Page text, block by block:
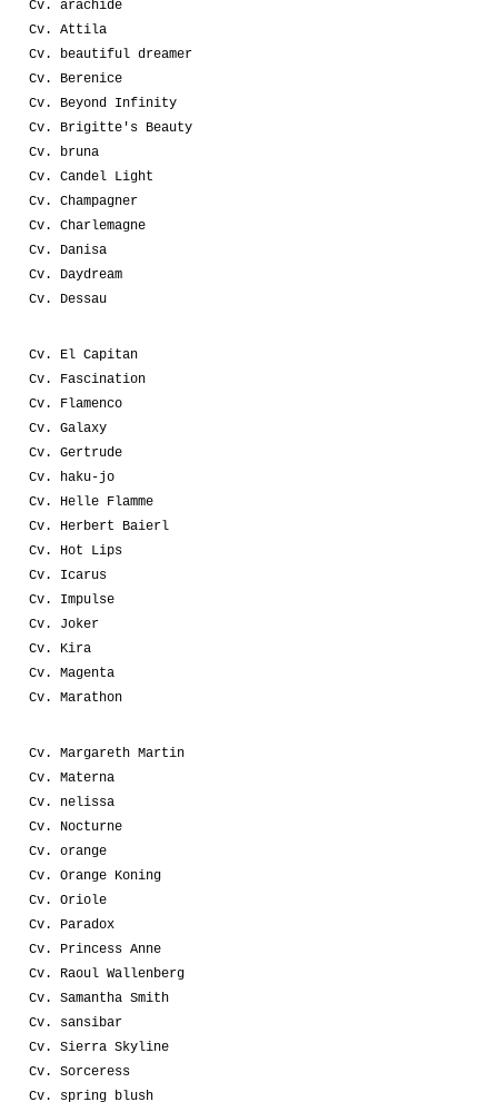
Cv. arachide
Cv. Attila
Cv. beautiful dreamer
Cv. Berenice
Cv. Beyond Infinity
Cv. Brigitte's Beauty
Cv. bruna
Cv. Candel Light
Cv. Champagner
Cv. Charlemagne
Cv. Danisa
Cv. Daydream
Cv. Dessau
Cv. El Capitan
Cv. Fascination
Cv. Flamenco
Cv. Galaxy
Cv. Gertrude
Cv. haku-jo
Cv. Helle Flamme
Cv. Herbert Baierl
Cv. Hot Lips
Cv. Icarus
Cv. Impulse
Cv. Joker
Cv. Kira
Cv. Magenta
Cv. Marathon
Cv. Margareth Martin
Cv. Materna
Cv. nelissa
Cv. Nocturne
Cv. orange
Cv. Orange Koning
Cv. Oriole
Cv. Paradox
Cv. Princess Anne
Cv. Raoul Wallenberg
Cv. Samantha Smith
Cv. sansibar
Cv. Sierra Skyline
Cv. Sorceress
Cv. spring blush